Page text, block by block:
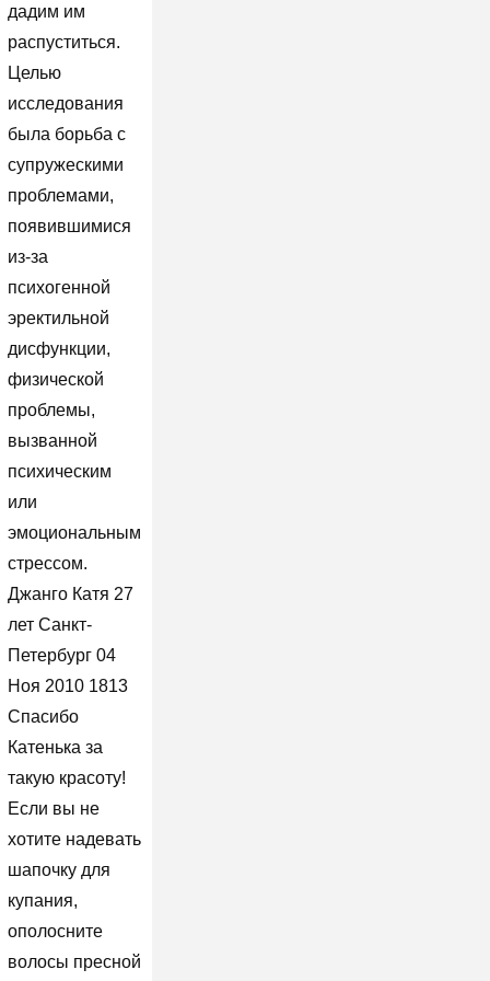
дадим им
распуститься.
Целью
исследования
была борьба с
супружескими
проблемами,
появившимися
из-за
психогенной
эректильной
дисфункции,
физической
проблемы,
вызванной
психическим
или
эмоциональным
стрессом.
Джанго Катя 27
лет Санкт-
Петербург 04
Ноя 2010 1813
Спасибо
Катенька за
такую красоту!
Если вы не
хотите надевать
шапочку для
купания,
ополосните
волосы пресной